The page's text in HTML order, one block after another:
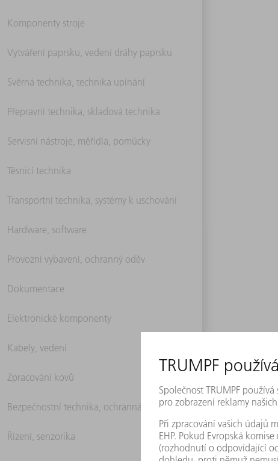
Komponenty stroje
Vytváření paprsku, vedení dráhy paprsku
Svěrná technika, technika upínání
Přepravní technika, skladová technika
Servisní nástroje, měřidla, pomůcky
Těsnicí technika
Transportní technika, systémy k uschování
Hardware, software
Provozní vybavení, ochranný oděv
Dokumentace
Elektronické komponenty
Kabely, vedení
Zpracování kovů
Bezpečnostní technika, ochranná technika
Řízení, senzorika